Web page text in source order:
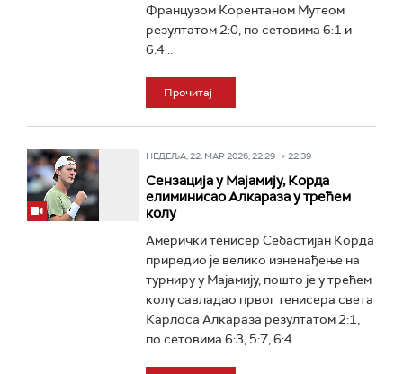
Французом Корентаном Мутеом
резултатом 2:0, по сетовима 6:1 и
6:4...
Прочитај
НЕДЕЉА, 22. МАР 2026, 22:29 -> 22:39
Сензација у Мајамију, Корда
елиминисао Алкараза у трећем
колу
Амерички тенисер Себастијан Корда
приредио је велико изненађење на
турниру у Мајамију, пошто је у трећем
колу савладао првог тенисера света
Карлоса Алкараза резултатом 2:1,
по сетовима 6:3, 5:7, 6:4...